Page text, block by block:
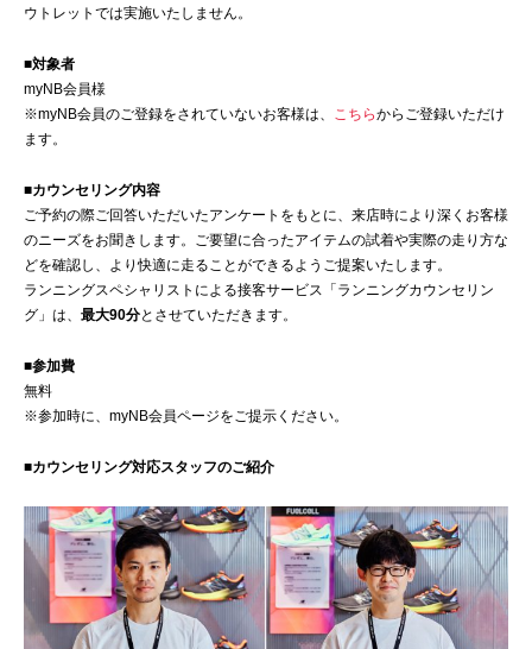
ウトレットでは実施いたしません。
■対象者
myNB会員様
※myNB会員のご登録をされていないお客様は、 こちらからご登録いただけ
ます。
■カウンセリング内容
ご予約の際ご回答いただいたアンケートをもとに、来店時により深くお客様
のニーズをお聞きします。ご要望に合ったアイテムの試着や実際の走り方な
どを確認し、より快適に走ることができるようご提案いたします。
ランニングスペシャリストによる接客サービス「ランニングカウンセリン
グ」は、 最大90分とさせていただきます。
■参加費
無料
※参加時に、myNB会員ページをご提示ください。
■カウンセリング対応スタッフのご紹介